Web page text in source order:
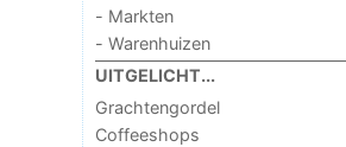
- Markten
- Warenhuizen
UITGELICHT...
Grachtengordel
Coffeeshops